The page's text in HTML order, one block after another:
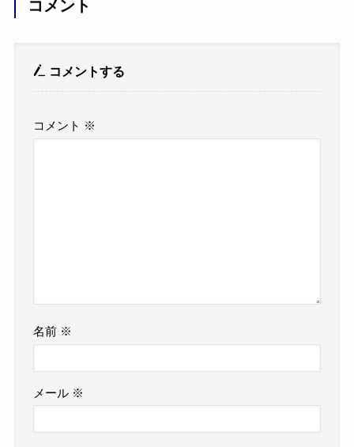
コメント
コメントする
コメント ※
名前 ※
メール ※